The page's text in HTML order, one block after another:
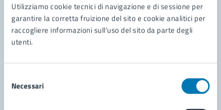
Utilizziamo cookie tecnici di navigazione e di sessione per
garantire la corretta fruizione del sito e cookie analitici per
raccogliere informazioni sull'uso del sito da parte degli
utenti.
delNecessari
Richiedi assistenza
Prenota appuntamento